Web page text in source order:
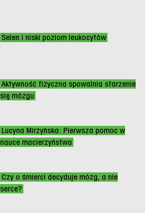
Selen i niski poziom leukocytów
Aktywność fizyczna spowalnia starzenie
się mózgu
Lucyna Mirzyńska: Pierwsza pomoc w
nauce macierzyństwa
Czy o śmierci decyduje mózg, a nie
serce?